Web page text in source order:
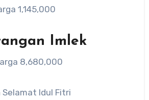
1,145,000
Imlek
8,680,000
Idul Fitri